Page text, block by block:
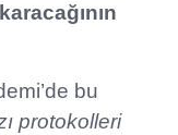
bu
protokolleri